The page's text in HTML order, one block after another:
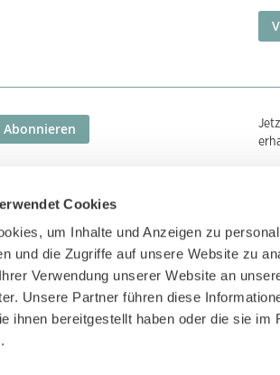
Cookies
um Inhalte und Anzeigen zu
und die Zugriffe auf unsere Website zu
Verwendung unserer Website an
Unsere Partner führen diese
ihnen bereitgestellt haben oder die sie im
Abonnieren
Zahlungsmethoden